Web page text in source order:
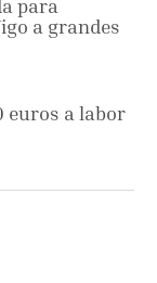
para
a grandes
euros a labor